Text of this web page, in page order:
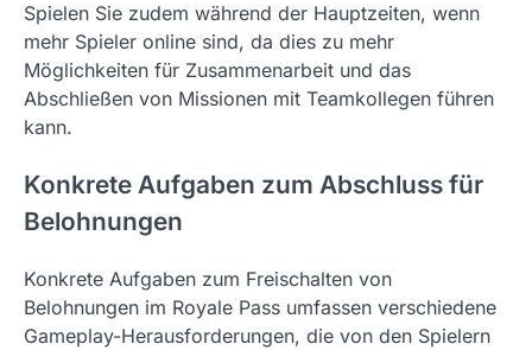
Spielen Sie zudem während der Hauptzeiten, wenn
mehr Spieler online sind, da dies zu mehr
Möglichkeiten für Zusammenarbeit und das
Abschließen von Missionen mit Teamkollegen führen
kann.
Konkrete Aufgaben zum Abschluss für
Belohnungen
Konkrete Aufgaben zum Freischalten von
Belohnungen im Royale Pass umfassen verschiedene
Gameplay-Herausforderungen, die von den Spielern